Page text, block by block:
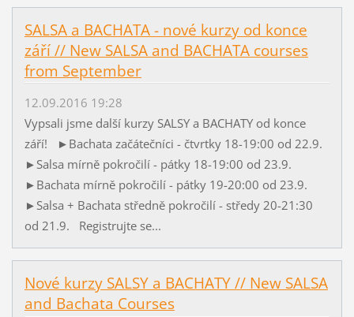
SALSA a BACHATA - nové kurzy od konce
září // New SALSA and BACHATA courses
from September
12.09.2016 19:28
Vypsali jsme další kurzy SALSY a BACHATY od konce
září! ►Bachata začátečníci - čtvrtky 18-19:00 od 22.9.
►Salsa mírně pokročilí - pátky 18-19:00 od 23.9.
►Bachata mírně pokročilí - pátky 19-20:00 od 23.9.
►Salsa + Bachata středně pokročilí - středy 20-21:30
od 21.9. Registrujte se...
Nové kurzy SALSY a BACHATY // New SALSA
and Bachata Courses